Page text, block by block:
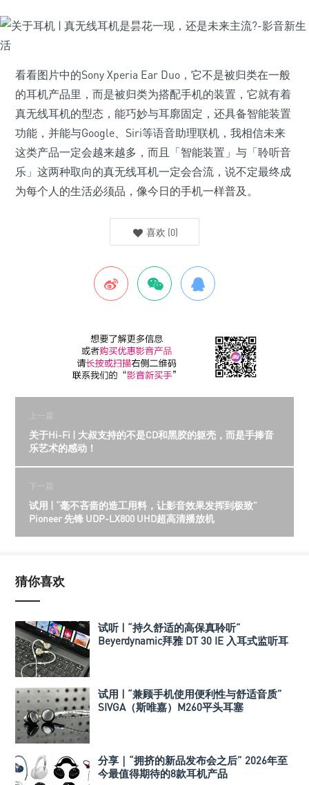
看看图片中的Sony Xperia Ear Duo，它不是被归类在一般
的耳机产品里，而是被归类为搭配手机的装置，它就有着
真无线耳机的型态，能巧妙与耳廓固定，还具备智能装置
功能，并能与Google、Siri等语音助理联机，我相信未来
这类产品一定会越来越多，而且「智能装置」与「聆听音
乐」这两种取向的真无线耳机一定会合流，说不定最终成
为每个人的生活必须品，像今日的手机一样普及。
喜欢 (0)
上一篇
关于Hi-Fi | 大叔支持的不是CD和黑胶的躯壳，而是手捧音
乐艺术的感动！
下一篇
试用 | “毫不吝啬的造工用料，让影音效果发挥到极致”
Pioneer 先锋 UDP-LX800 UHD超高清播放机
猜你喜欢
试听 | “持久舒适的高保真聆听”
Beyerdynamic拜雅 DT 30 IE 入耳式监听耳
试用 | “兼顾手机使用便利性与舒适音质”
SIVGA（斯唯嘉）M260平头耳塞
分享｜“拥挤的新品发布会之后” 2026年至
今最值得期待的8款耳机产品